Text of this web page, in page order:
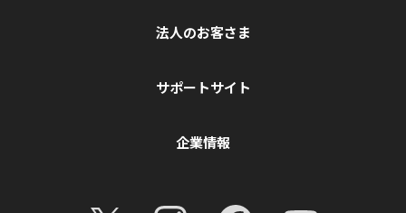
法人のお客さま
サポートサイト
企業情報